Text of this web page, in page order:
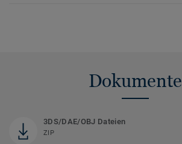
Dokumente
3DS/DAE/OBJ Dateien
ZIP